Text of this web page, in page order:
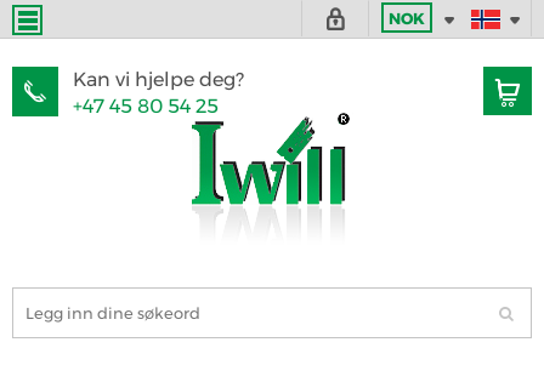
NOK
Kan vi hjelpe deg?
+47 45 80 54 25